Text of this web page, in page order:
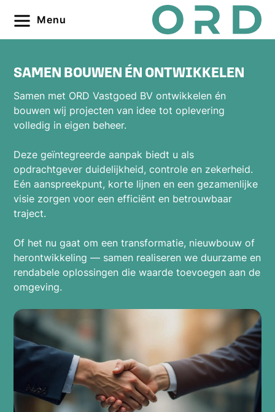
Menu
SAMEN BOUWEN ÉN ONTWIKKELEN
Samen met ORD Vastgoed BV ontwikkelen én
bouwen wij projecten van idee tot oplevering
volledig in eigen beheer.
Deze geïntegreerde aanpak biedt u als
opdrachtgever duidelijkheid, controle en zekerheid.
Eén aanspreekpunt, korte lijnen en een gezamenlijke
visie zorgen voor een efficiënt en betrouwbaar
traject.
Of het nu gaat om een transformatie, nieuwbouw of
herontwikkeling — samen realiseren we duurzame en
rendabele oplossingen die waarde toevoegen aan de
omgeving.